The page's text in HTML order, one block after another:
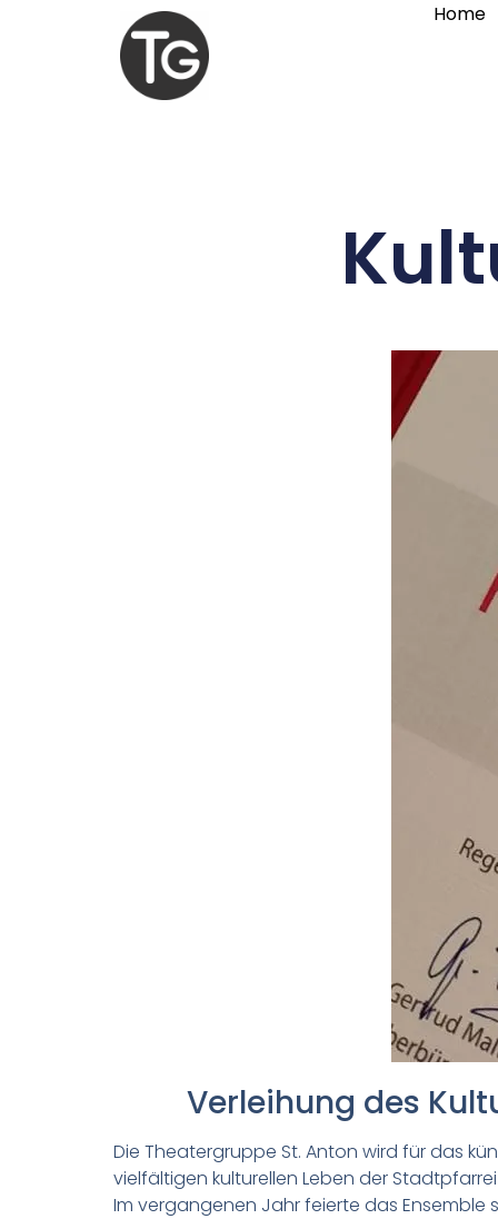
Home
Verleihung des
Die Theatergruppe St. Anton wird für das
vielfältigen kulturellen Leben der
Im vergangenen Jahr feierte das Ensemble